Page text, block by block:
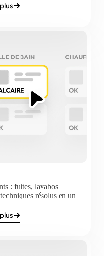
: fuites, lavabos
résolus en un